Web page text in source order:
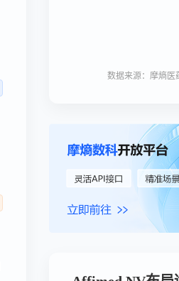
数据来源：摩熵医